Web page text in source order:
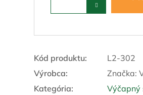
Kód produktu:
L2-302
Výrobca:
Značka:
Kategória:
Výčapný